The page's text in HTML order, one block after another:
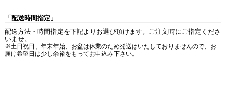
「配送時間指定」
配送方法・時間指定を下記よりお選び頂けます。ご注文時にご指定くださ
いませ。
※土日祝日、年末年始、お盆は休業のため発送はいたしておりませんので、お
届け希望日は少し余裕をもってお申込み下さい。